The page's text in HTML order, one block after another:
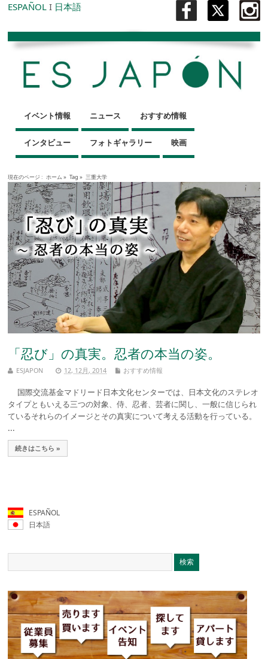
ESPAÑOL I 日本語
イベント情報 ニュース おすすめ情報
インタビュー フォトギャラリー 映画
現在のページ : ホーム » Tag » 三重大学
「忍び」の真実。忍者の本当の姿。
ESJAPON 12, 12月, 2014 おすすめ情報
国際交流基金マドリード日本文化センターでは、日本文化のステレオ
タイプともいえる三つの対象、侍、忍者、芸者に関し、一般に信じられ
ているそれらのイメージとその真実について考える活動を行っている。
...
続きはこちら »
ESPAÑOL
日本語